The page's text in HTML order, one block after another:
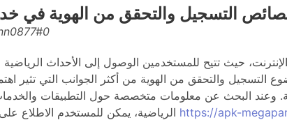
التسجيل والتحقق من الهوية في
حيث تتيح للمستخدمين الوصول إلى الأحداث الرياضية
التسجيل والتحقق من الهوية من أكثر الجوانب التي تثير
وعند البحث عن معلومات متخصصة حول التطبيقات
https://apk-